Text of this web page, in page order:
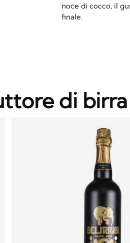
noce di cocco, il
finale.
di birra